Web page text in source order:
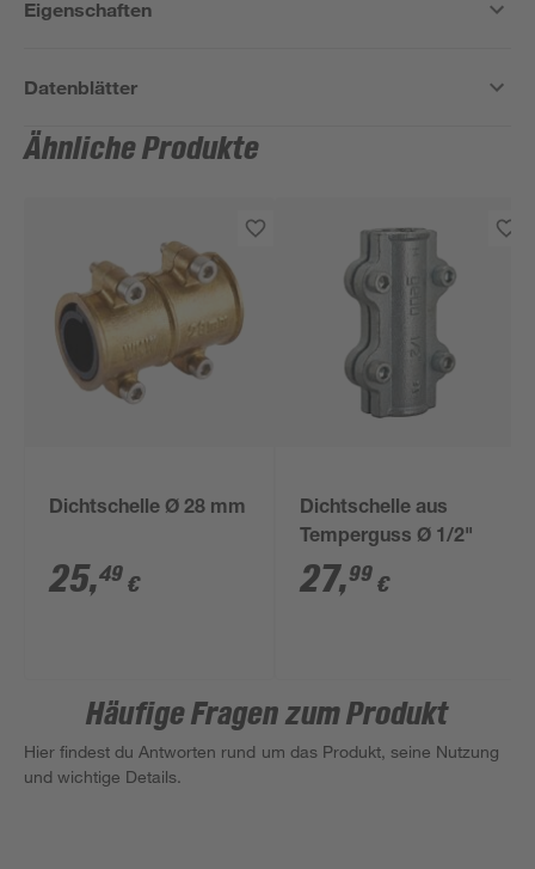
Eigenschaften
Datenblätter
Ähnliche Produkte
Dichtschelle Ø 28 mm
25,49 €
Dichtschelle aus
Temperguss Ø 1/2"
27,99 €
Häufige Fragen zum Produkt
Hier findest du Antworten rund um das Produkt, seine Nutzung
und wichtige Details.